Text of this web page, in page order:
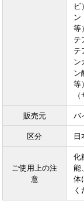
ビ
ン
等
テ
テ
ン
ン
等
販売元 バ
区分 日
ご使用上の注
意
化
能
体
く